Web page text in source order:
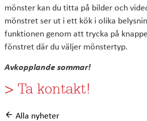
mönster kan du titta på bilder och
mönstret ser ut i ett kök i olika
funktionen genom att trycka på
fönstret där du väljer mönstertyp.
Avkopplande sommar!
> Ta kontakt!
Alla nyheter